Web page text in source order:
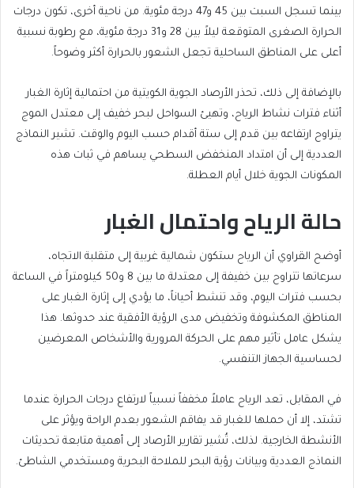
بينما تسجل السبت بين 45 و47 درجة مئوية. من ناحية أخرى، تكون درجات
الحرارة الصغرى المتوقعة ليلاً بين 28 و31 درجة مئوية، مع رطوبة نسبية
أعلى على المناطق الساحلية تجعل الشعور بالحرارة أكثر وضوحاً.
بالإضافة إلى ذلك، تحذر الأرصاد الجوية الكويتية من احتمالية إثارة الغبار
أثناء فترات نشاط الرياح، وتهيئ السواحل لبحر خفيف إلى معتدل الموج
يتراوح ارتفاعه بين قدم إلى ستة أقدام حسب اليوم والوقت. تشير النماذج
العددية إلى أن امتداد المنخفض السطحي يساهم في ثبات هذه
المكونات الجوية خلال أيام العطلة.
حالة الرياح واحتمال الغبار
أوضح القراوي أن الرياح ستكون شمالية غربية إلى متقلبة الاتجاه،
سرعاتها تتراوح بين خفيفة إلى معتدلة ما بين 8 و50 كيلومتراً في الساعة
بحسب فترات اليوم، وقد تنشط أحياناً، ما يؤدي إلى إثارة الغبار على
المناطق المكشوفة وتخفيض مدى الرؤية الأفقية عند حدوثها. هذا
يشكل عامل تأثير مهم على الحركة المرورية والأشخاص المعرضين
لحساسية الجهاز التنفسي.
في المقابل، تعد الرياح عاملاً مخففاً نسبياً لارتفاع درجات الحرارة عندما
تشتد، إلا أن حملها للغبار قد يفاقم الشعور بعدم الراحة ويؤثر على
الأنشطة الخارجية. لذلك، تُشير تقارير الأرصاد إلى أهمية متابعة تحديثات
النماذج العددية وبيانات رؤية البحر للملاحة البحرية ومستخدمي الشاطئ.